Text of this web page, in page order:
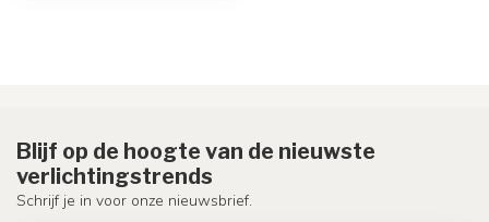
Blijf op de hoogte van de nieuwste
verlichtingstrends
Schrijf je in voor onze nieuwsbrief.